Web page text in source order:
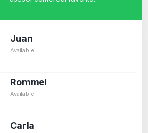
Juan
Available
Rommel
Available
Carla